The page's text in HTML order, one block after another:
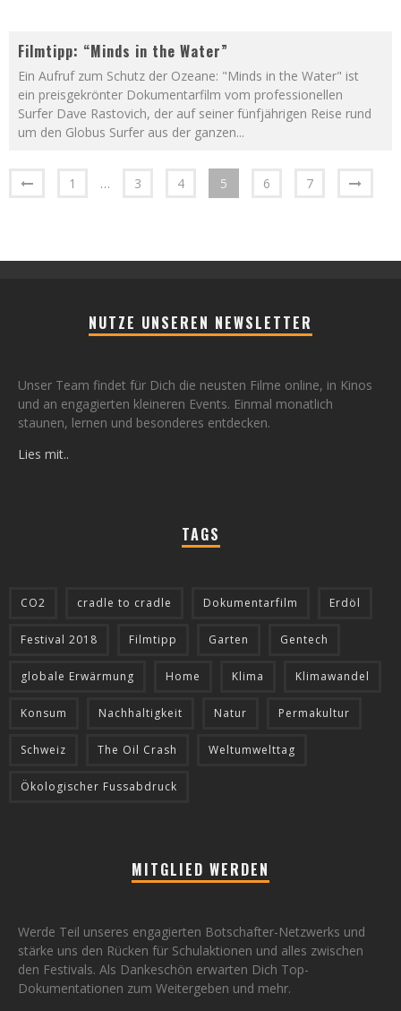
Filmtipp: “Minds in the Water”
Ein Aufruf zum Schutz der Ozeane: "Minds in the Water" ist
ein preisgekrönter Dokumentarfilm vom professionellen
Surfer Dave Rastovich, der auf seiner fünfjährigen Reise rund
um den Globus Surfer aus der ganzen...
1 … 3 4 5 6 7
NUTZE UNSEREN NEWSLETTER
Unser Team findet für Dich die neusten Filme online, in Kinos
und an engagierten kleineren Events. Einmal monatlich
staunen, lernen und besonderes entdecken.
Lies mit..
TAGS
CO2 cradle to cradle Dokumentarfilm Erdöl
Festival 2018 Filmtipp Garten Gentech
globale Erwärmung Home Klima Klimawandel
Konsum Nachhaltigkeit Natur Permakultur
Schweiz The Oil Crash Weltumwelttag
Ökologischer Fussabdruck
MITGLIED WERDEN
Werde Teil unseres engagierten Botschafter-Netzwerks und
stärke uns den Rücken für Schulaktionen und alles zwischen
den Festivals. Als Dankeschön erwarten Dich Top-
Dokumentationen zum Weitergeben und mehr.